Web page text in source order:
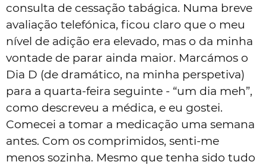
consulta de cessação tabágica. Numa breve
avaliação telefónica, ficou claro que o meu
nível de adição era elevado, mas o da minha
vontade de parar ainda maior. Marcámos o
Dia D (de dramático, na minha perspetiva)
para a quarta-feira seguinte - “um dia meh”,
como descreveu a médica, e eu gostei.
Comecei a tomar a medicação uma semana
antes. Com os comprimidos, senti-me
menos sozinha. Mesmo que tenha sido tudo